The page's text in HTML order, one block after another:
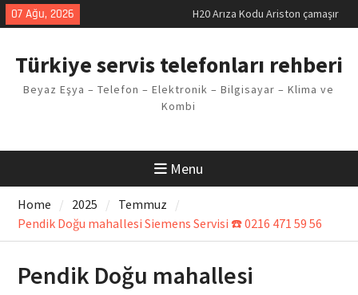
Skip
to
07 Ağu, 2026
LG kombi E2 Arızası Çözümü
Arçelik buzdolabı F5 Hatası
Vaillant çamaşır makinesi E03
Ferroli klima E3 Arızası Çözümü
Türkiye servis telefonları rehberi
Beyaz Eşya – Telefon – Elektronik – Bilgisayar – Klima ve
Kombi
Menu
Home 2025
Temmuz
Pendik Doğu mahallesi Siemens Servisi ☎️ 0216 471 59 56
Pendik Doğu mahallesi